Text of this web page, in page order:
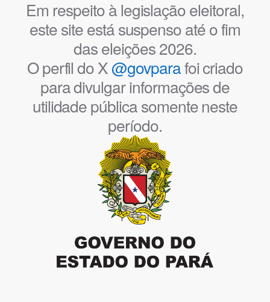
Em respeito à legislação eleitoral,
este site está suspenso até o fim
das eleições 2026.
O perfil do X@govparafoi criado
para divulgar informações de
utilidade pública somente neste
período.